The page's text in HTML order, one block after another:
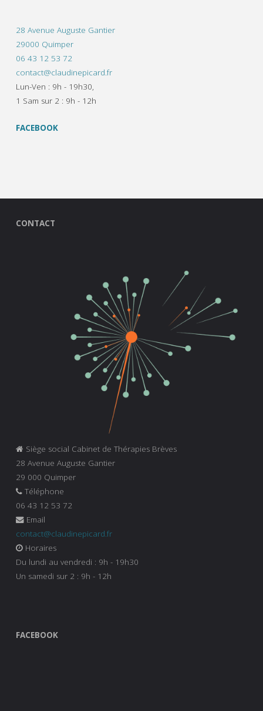
28 Avenue Auguste Gantier
29000 Quimper
06 43 12 53 72
contact@claudinepicard.fr
Lun-Ven : 9h - 19h30,
1 Sam sur 2 : 9h - 12h
FACEBOOK
CONTACT
Siège social Cabinet de Thérapies Brèves
28 Avenue Auguste Gantier
29 000 Quimper
Téléphone
06 43 12 53 72
Email
contact@claudinepicard.fr
Horaires
Du lundi au vendredi : 9h - 19h30
Un samedi sur 2 : 9h - 12h
FACEBOOK